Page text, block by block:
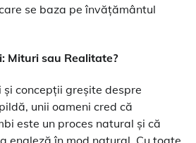
se baza pe învățământul
Mituri sau Realitate?
concepții greșite despre
unii oameni cred că
este un proces natural și că